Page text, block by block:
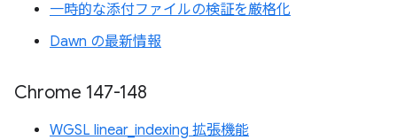
一時的な添付ファイルの検証を厳格化
Dawn の最新情報
Chrome 147-148
WGSL linear_indexing 拡張機能